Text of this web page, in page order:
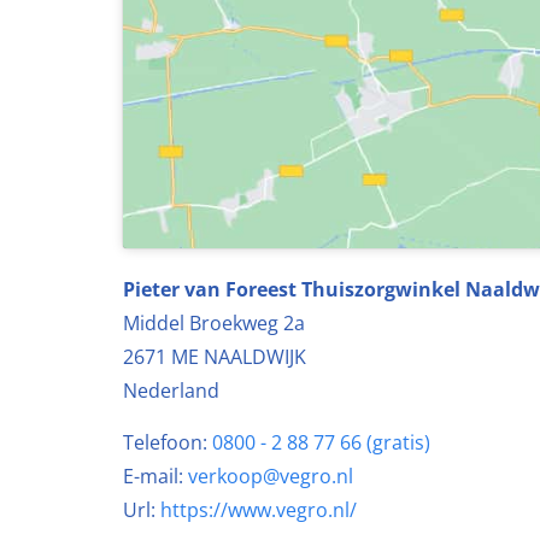
Pieter van Foreest Thuiszorgwinkel
Middel Broekweg 2a
2671 ME NAALDWIJK
Nederland
Telefoon: 0800 - 2 88 77 66 (gratis)
E-mail: verkoop@vegro.nl
Url: https://www.vegro.nl/